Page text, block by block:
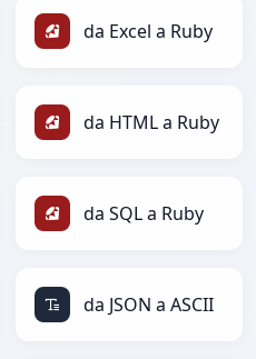
da Excel a Ruby
da HTML a Ruby
da SQL a Ruby
da JSON a ASCII